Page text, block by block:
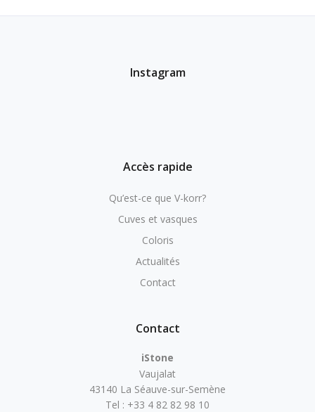
010
Glacier
Mandarine
018
Trinidad
Instagram
Accès rapide
Qu’est-ce que V-korr?
Cuves et vasques
Coloris
Actualités
Contact
Contact
iStone
Vaujalat
43140 La Séauve-sur-Semène
Tel : +33 4 82 82 98 10